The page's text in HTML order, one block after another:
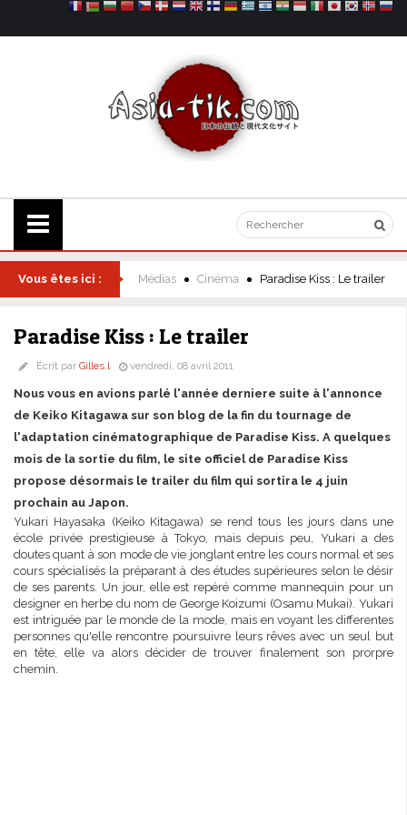
Vous êtes ici : Médias Cinéma Paradise Kiss : Le trailer
Paradise Kiss : Le trailer
Écrit par Gilles.l vendredi, 08 avril 2011
Nous vous en avions parlé l'année derniere suite à l'annonce
de Keiko Kitagawa sur son blog de la fin du tournage de
l'adaptation cinématographique de Paradise Kiss. A quelques
mois de la sortie du film, le site officiel de Paradise Kiss
propose désormais le trailer du film qui sortira le 4 juin
prochain au Japon.
Yukari Hayasaka (Keiko Kitagawa) se rend tous les jours dans une
école privée prestigieuse à Tokyo, mais depuis peu, Yukari a des
doutes quant à son mode de vie jonglant entre les cours normal et ses
cours spécialisés la préparant à des études supérieures selon le désir
de ses parents. Un jour, elle est repéré comme mannequin pour un
designer en herbe du nom de George Koizumi (Osamu Mukai). Yukari
est intriguée par le monde de la mode, mais en voyant les differentes
personnes qu'elle rencontre poursuivre leurs rêves avec un seul but
en tête, elle va alors décider de trouver finalement son prorpre
chemin.